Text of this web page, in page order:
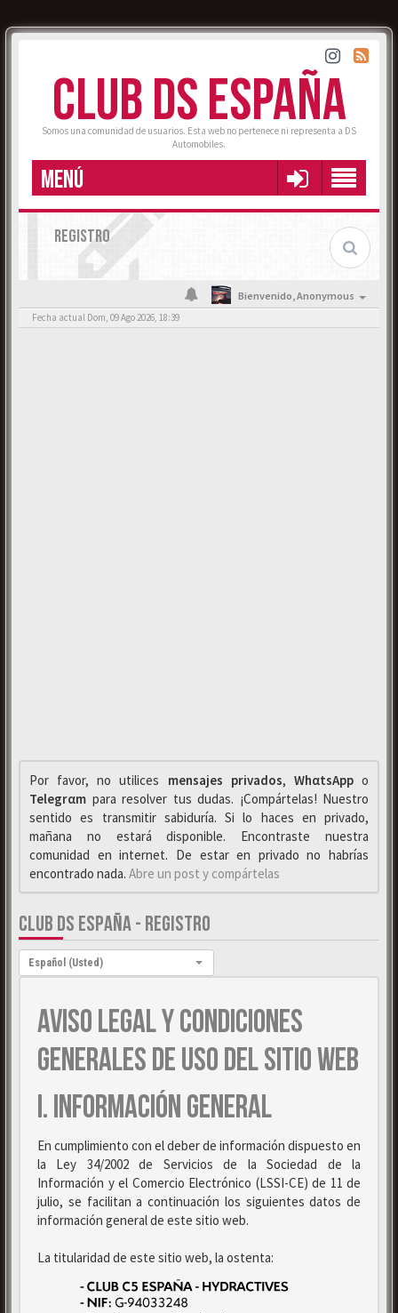
CLUB DS ESPAÑA
Somos una comunidad de usuarios. Esta web no pertenece ni representa a DS
Automobiles.
MENÚ
REGISTRO
Bienvenido,Anonymous
Fecha actual Dom, 09 Ago 2026, 18:39
Por favor, no utilices mensajes privados, WhαtsAppo
Telegrαm para resolver tus dudas. ¡Compártelas! Nuestro
sentido es transmitir sabiduría. Si lo haces en privado,
mañana no estará disponible. Encontraste nuestra
comunidad en internet. De estar en privado no habrías
encontrado nada. Abre un post y compártelas
CLUB DS ESPAÑA - REGISTRO
Idioma:
Español (Usted)
AVISO LEGAL Y CONDICIONES
GENERALES DE USO DEL SITIO WEB
I. INFORMACIÓN GENERAL
En cumplimiento con el deber de información dispuesto en
la Ley 34/2002 de Servicios de la Sociedad de la
Información y el Comercio Electrónico (LSSI-CE) de 11 de
julio, se facilitan a continuación los siguientes datos de
información general de este sitio web.
La titularidad de este sitio web, la ostenta: